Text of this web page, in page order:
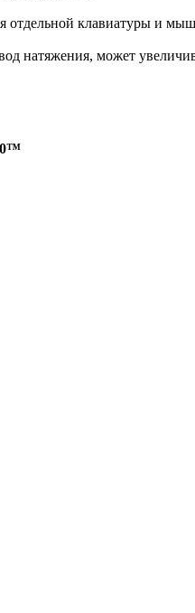
отдельной клавиатуры и
натяжения, может